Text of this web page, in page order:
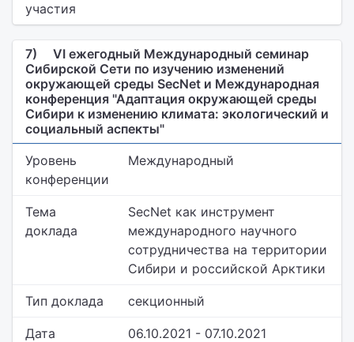
участия
7)
VI ежегодный Международный семинар
Сибирской Сети по изучению изменений
окружающей среды SecNet и Международная
конференция "Адаптация окружающей среды
Сибири к изменению климата: экологический и
социальный аспекты"
Уровень
конференции
Международный
Тема
доклада
SecNet как инструмент
международного научного
сотрудничества на территории
Сибири и российской Арктики
Тип доклада секционный
Дата
06.10.2021 - 07.10.2021